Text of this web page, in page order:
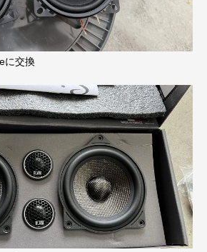
に交換